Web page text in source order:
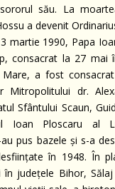
său. La
a devenit
martie 1990, Papa
consacrat la 27 mai
a fost
Mitropolitului dr.
Sfântului Scaun,
Ioan Ploscaru al
pus bazele şi s-a
în 1948. În
în judeţele Bihor,